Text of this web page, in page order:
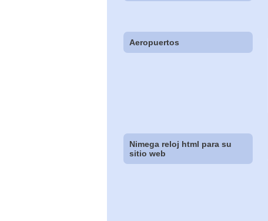
Aeropuertos
Nimega reloj html para su
sitio web